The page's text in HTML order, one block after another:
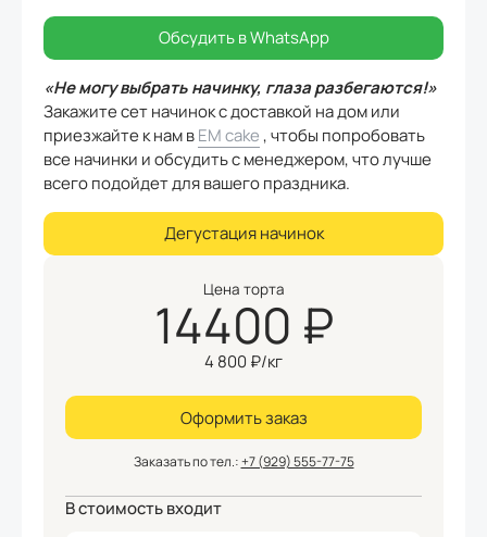
Обсудить в WhatsApp
«Не могу выбрать начинку, глаза разбегаются!»
Закажите сет начинок с доставкой на дом или
приезжайте к нам вEM cake , чтобы попробовать
все начинки и обсудить с менеджером, что лучше
всего подойдет для вашего праздника.
Дегустация начинок
Цена торта
14400 ₽
4 800 ₽/кг
Оформить заказ
Заказать по тел.:+7 (929) 555-77-75
В стоимость входит